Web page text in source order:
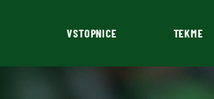
VSTOPNICE TEKME